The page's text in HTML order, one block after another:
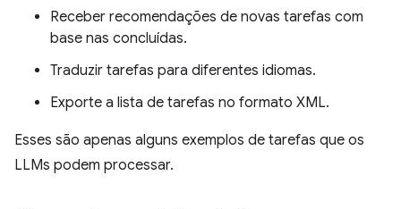
Receber recomendações de novas tarefas com
base nas concluídas.
Traduzir tarefas para diferentes idiomas.
Exporte a lista de tarefas no formato XML.
Esses são apenas alguns exemplos de tarefas que os
LLMs podem processar.